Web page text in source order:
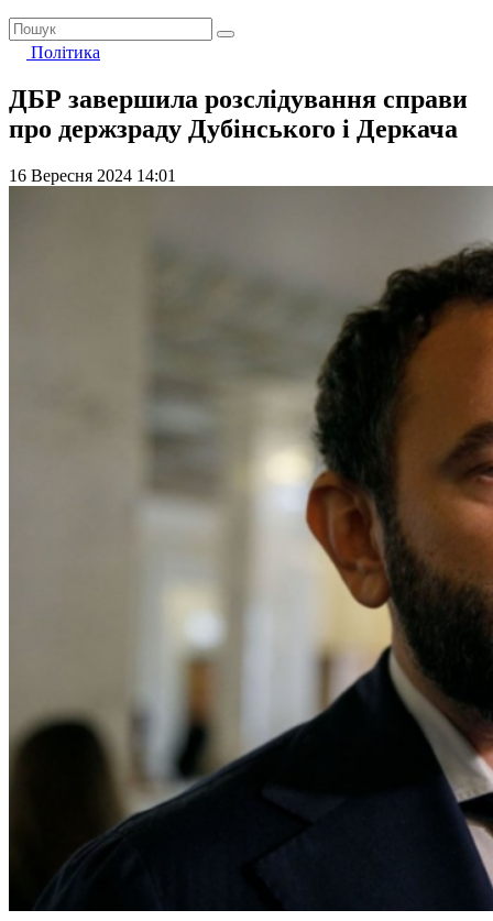
Політика
ДБР завершила розслідування справи
про держзраду Дубінського і Деркача
16 Вересня 2024 14:01